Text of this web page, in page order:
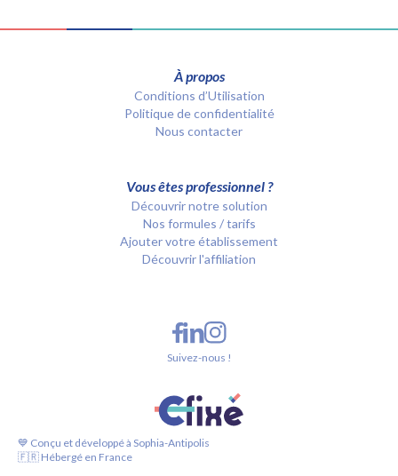
À propos
Conditions d’Utilisation
Politique de confidentialité
Nous contacter
Vous êtes professionnel ?
Découvrir notre solution
Nos formules / tarifs
Ajouter votre établissement
Découvrir l'affiliation
💙 Conçu et développé à Sophia-Antipolis
🇫🇷 Hébergé en France
Suivez-nous !